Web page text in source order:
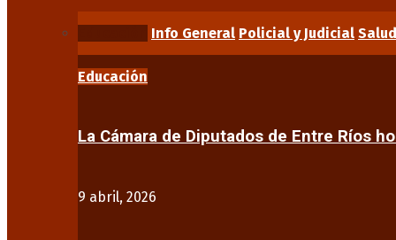
Info General Policial y Judicial Salud
Educación
La Cámara de Diputados de Entre Ríos
9 abril, 2026